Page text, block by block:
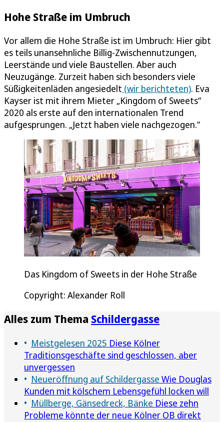
Hohe Straße im Umbruch
Vor allem die Hohe Straße ist im Umbruch: Hier gibt
es teils unansehnliche Billig-Zwischennutzungen,
Leerstände und viele Baustellen. Aber auch
Neuzugänge. Zurzeit haben sich besonders viele
Süßigkeitenläden angesiedelt (wir berichteten). Eva
Kayser ist mit ihrem Mieter „Kingdom of Sweets“
2020 als erste auf den internationalen Trend
aufgesprungen. „Jetzt haben viele nachgezogen.“
Das Kingdom of Sweets in der Hohe Straße
Copyright: Alexander Roll
Alles zum Thema Schildergasse
Meistgelesen 2025 Diese Kölner
Traditionsgeschäfte sind geschlossen, aber
unvergessen
Neueröffnung auf Schildergasse Wie Douglas
Kunden mit kölschem Lebensgefühl locken will
Müllberge, Gänsedreck, Bänke Diese zehn
Probleme könnte der neue Kölner OB direkt